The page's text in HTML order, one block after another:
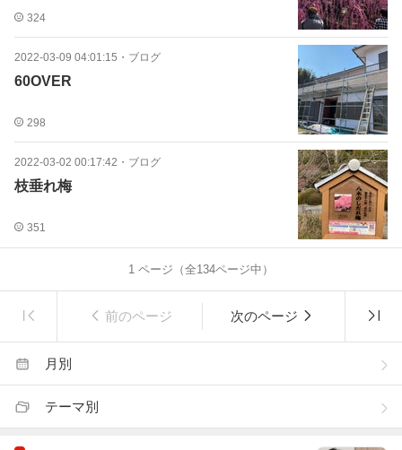
324
2022-03-09 04:01:15 ・ ブログ
60OVER
298
2022-03-02 00:17:42 ・ ブログ
枝垂れ梅
351
1 ページ（全134ページ中）
前のページ 次のページ
月別
テーマ別